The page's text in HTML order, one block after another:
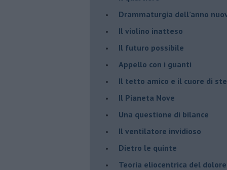
​Drammaturgia dell’anno
​Il violino inatteso
​Il futuro possibile
​Appello con i guanti
​Il tetto amico e il cuore di
​Il Pianeta Nove
​Una questione di bilance
​Il ventilatore invidioso
​Dietro le quinte
​Teoria eliocentrica del dolore